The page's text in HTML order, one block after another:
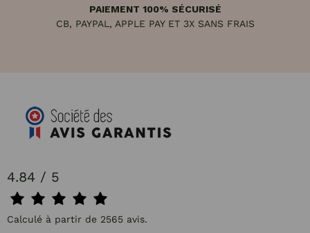
PAIEMENT 100% SÉCURISÉ
CB, PAYPAL, APPLE PAY ET 3X SANS FRAIS
4.84 / 5
Calculé à partir de 2565 avis.